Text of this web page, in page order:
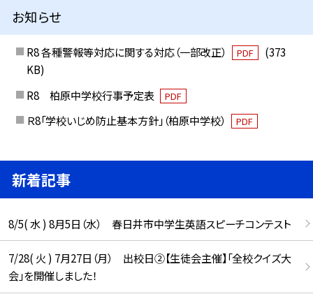
お知らせ
R8 各種警報等対応に関する対応（一部改正） PDF
(373
KB)
R8 柏原中学校行事予定表
PDF
Ｒ8「学校いじめ防止基本方針」（柏原中学校） PDF
新着記事
8/5( 水 ) 8月5日（水） 春日井市中学生英語スピーチコンテスト
7/28( 火 ) 7月27日（月） 出校日②【生徒会主催】「全校クイズ大
会」を開催しました！